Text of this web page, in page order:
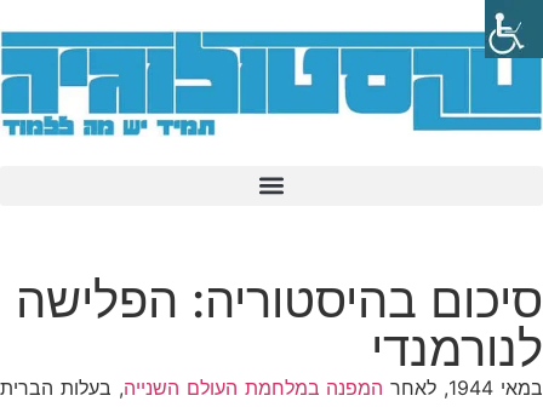
סיכום בהיסטוריה: הפלישה
לנורמנדי
במאי 1944, לאחר המפנה במלחמת העולם השנייה, בעלות הברית